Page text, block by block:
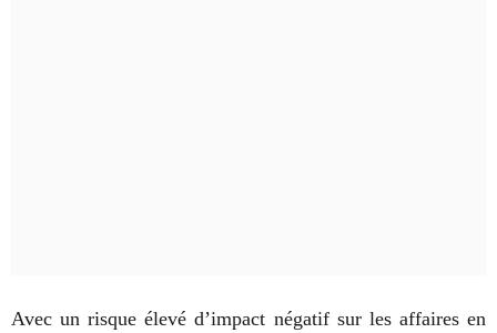
Avec un risque élevé d’impact négatif sur les affaires en